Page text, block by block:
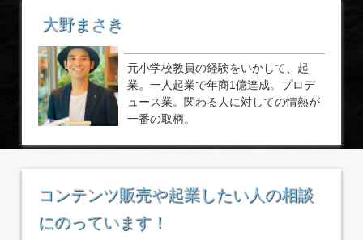
大野まさき
元小学校教員の経験をいかして、起
業。一人起業で年商1億達成。プロデ
ュース業。関わる人に対しての情熱が
一番の取柄。
コンテンツ販売や起業したい人の相談
にのっています！